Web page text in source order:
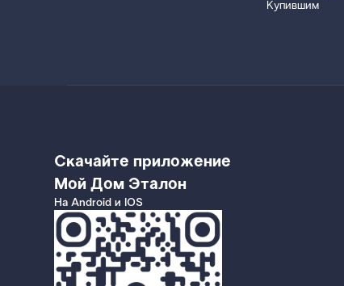
Купившим
Скачайте приложение
Мой Дом Эталон
На Android и IOS